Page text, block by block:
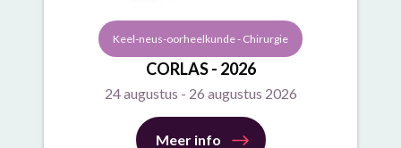
Keel-neus-oorheelkunde - Chirurgie
CORLAS - 2026
24 augustus - 26 augustus 2026
Meer info